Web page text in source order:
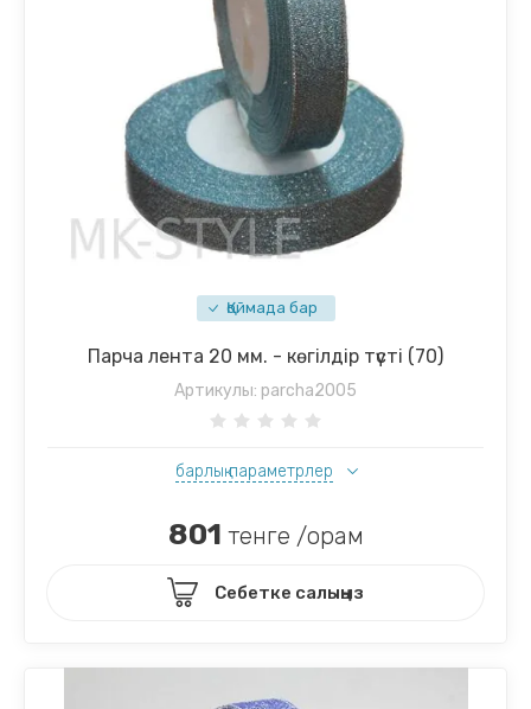
Қоймада бар
Парча лента 20 мм. - көгілдір түсті (70)
Артикулы: parcha2005
барлық параметрлер
801 тенге /орам
Себетке салыңыз